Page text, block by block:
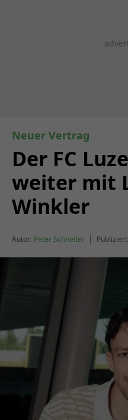
Neuer Vertrag
Der FC
weiter mit
Winkler
Autor: Peter Schneiter | Publiziert: